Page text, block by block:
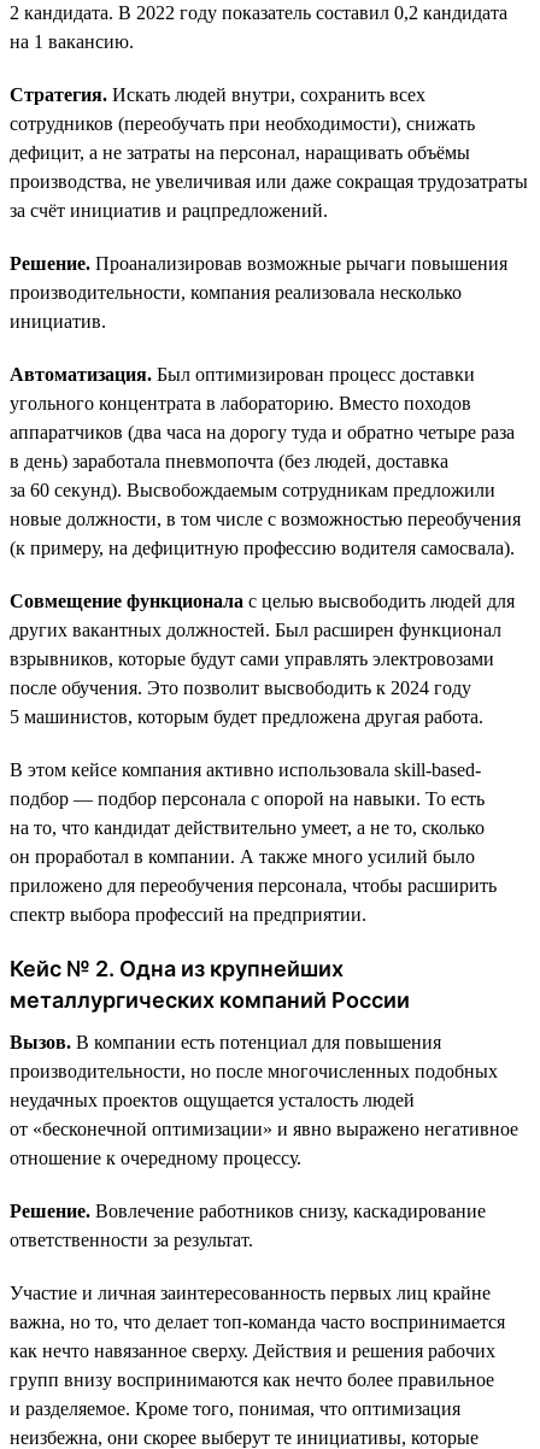
2 кандидата. В 2022 году показатель составил 0,2 кандидата
на 1 вакансию.
Стратегия. Искать людей внутри, сохранить всех
сотрудников (переобучать при необходимости), снижать
дефицит, а не затраты на персонал, наращивать объёмы
производства, не увеличивая или даже сокращая трудозатраты
за счёт инициатив и рацпредложений.
Решение. Проанализировав возможные рычаги повышения
производительности, компания реализовала несколько
инициатив.
Автоматизация. Был оптимизирован процесс доставки
угольного концентрата в лабораторию. Вместо походов
аппаратчиков (два часа на дорогу туда и обратно четыре раза
в день) заработала пневмопочта (без людей, доставка
за 60 секунд). Высвобождаемым сотрудникам предложили
новые должности, в том числе с возможностью переобучения
(к примеру, на дефицитную профессию водителя самосвала).
Совмещение функционала с целью высвободить людей для
других вакантных должностей. Был расширен функционал
взрывников, которые будут сами управлять электровозами
после обучения. Это позволит высвободить к 2024 году
5 машинистов, которым будет предложена другая работа.
В этом кейсе компания активно использовала skill-based-
подбор — подбор персонала с опорой на навыки. То есть
на то, что кандидат действительно умеет, а не то, сколько
он проработал в компании. А также много усилий было
приложено для переобучения персонала, чтобы расширить
спектр выбора профессий на предприятии.
Кейс № 2. Одна из крупнейших
металлургических компаний России
Вызов. В компании есть потенциал для повышения
производительности, но после многочисленных подобных
неудачных проектов ощущается усталость людей
от «бесконечной оптимизации» и явно выражено негативное
отношение к очередному процессу.
Решение. Вовлечение работников снизу, каскадирование
ответственности за результат.
Участие и личная заинтересованность первых лиц крайне
важна, но то, что делает топ-команда часто воспринимается
как нечто навязанное сверху. Действия и решения рабочих
групп внизу воспринимаются как нечто более правильное
и разделяемое. Кроме того, понимая, что оптимизация
неизбежна, они скорее выберут те инициативы, которые